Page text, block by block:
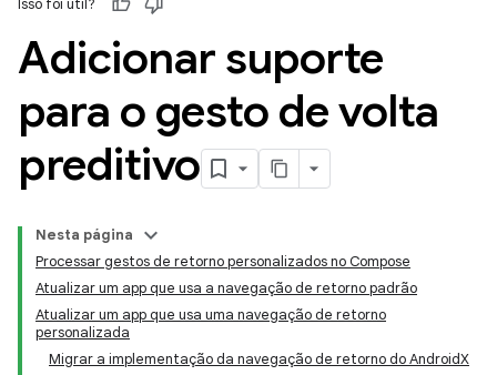
Isso foi útil?
Adicionar suporte
para o gesto de volta
preditivo
Nesta página
Processar gestos de retorno personalizados no Compose
Atualizar um app que usa a navegação de retorno padrão
Atualizar um app que usa uma navegação de retorno
personalizada
Migrar a implementação da navegação de retorno do AndroidX